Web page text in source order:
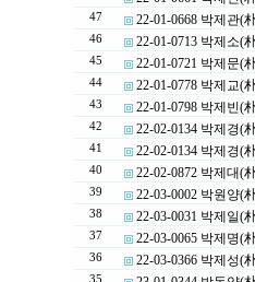
47 22-01-0668 박제관(
46 22-01-0713 박제소(
45 22-01-0721 박제문(
44 22-01-0778 박제교(
43 22-01-0798 박제빈(
42 22-02-0134 박제경(
41 22-02-0134 박제경(
40 22-02-0872 박제대(
39 22-03-0002 박원양(
38 22-03-0031 박제일(
37 22-03-0065 박제명(
36 22-03-0366 박제성(
35